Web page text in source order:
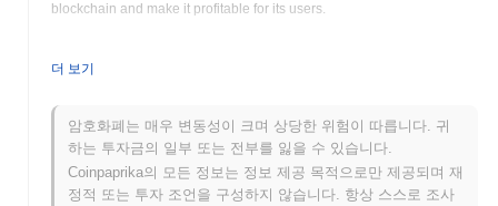
blockchain and make it profitable for its users.
트
DIBYield (DIB)는 어디에서 구매할 수 있나요?
DIBYield (DIB)는 centralized and decentralized 암호화폐 거래소에
서 널리 이용할 수 있습니다.
더 보기
암호화폐는 매우 변동성이 크며 상당한 위험이 따릅니다. 귀
하는 투자금의 일부 또는 전부를 잃을 수 있습니다.
Coinpaprika의 모든 정보는 정보 제공 목적으로만 제공되며 재
정적 또는 투자 조언을 구성하지 않습니다. 항상 스스로 조사